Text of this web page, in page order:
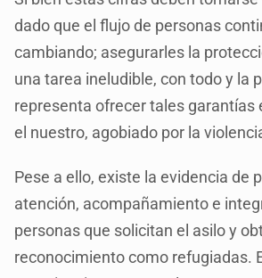
dado que el flujo de personas
cambiando; asegurarles la
una tarea ineludible, con todo y la
representa ofrecer tales garantías
el nuestro, agobiado por la
Pese a ello, existe la evidencia de
atención, acompañamiento e
personas que solicitan el asilo y
reconocimiento como refugiadas.